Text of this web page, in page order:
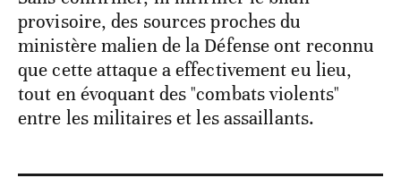
provisoire, des sources proches du
ministère malien de la Défense ont reconnu
que cette attaque a effectivement eu lieu,
tout en évoquant des "combats violents"
entre les militaires et les assaillants.